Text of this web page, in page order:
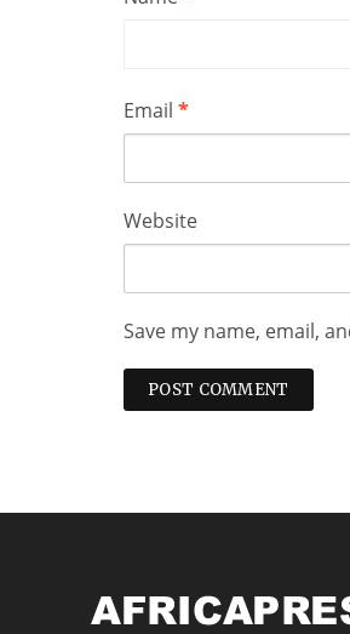
Email *
Website
Save my name, email,